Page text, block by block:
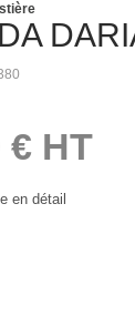
€ HT
en détail